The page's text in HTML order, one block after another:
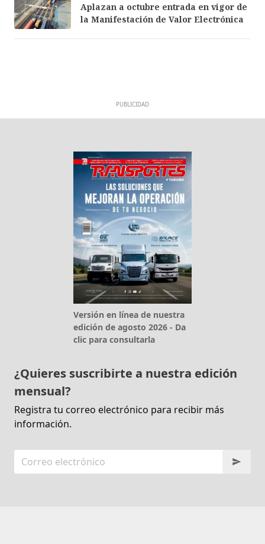
Aplazan a octubre entrada en vigor de
la Manifestación de Valor Electrónica
PUBLICIDAD
Versión en línea de nuestra
edición de agosto 2026 - Da
clic para consultarla
¿Quieres suscribirte a nuestra edición
mensual?
Registra tu correo electrónico para recibir más
información.